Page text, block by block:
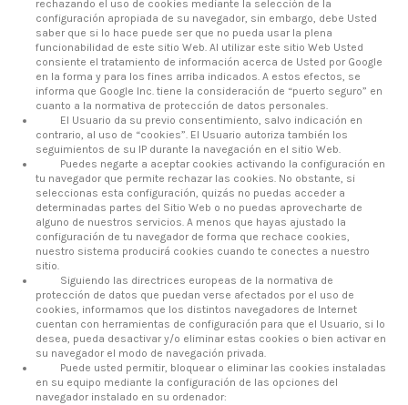
rechazando el uso de cookies mediante la selección de la
configuración apropiada de su navegador, sin embargo, debe Usted
saber que si lo hace puede ser que no pueda usar la plena
funcionabilidad de este sitio Web. Al utilizar este sitio Web Usted
consiente el tratamiento de información acerca de Usted por Google
en la forma y para los fines arriba indicados. A estos efectos, se
informa que Google Inc. tiene la consideración de “puerto seguro” en
cuanto a la normativa de protección de datos personales.
El Usuario da su previo consentimiento, salvo indicación en
contrario, al uso de “cookies”. El Usuario autoriza también los
seguimientos de su IP durante la navegación en el sitio Web.
Puedes negarte a aceptar cookies activando la configuración en
tu navegador que permite rechazar las cookies. No obstante, si
seleccionas esta configuración, quizás no puedas acceder a
determinadas partes del Sitio Web o no puedas aprovecharte de
alguno de nuestros servicios. A menos que hayas ajustado la
configuración de tu navegador de forma que rechace cookies,
nuestro sistema producirá cookies cuando te conectes a nuestro
sitio.
Siguiendo las directrices europeas de la normativa de
protección de datos que puedan verse afectados por el uso de
cookies, informamos que los distintos navegadores de Internet
cuentan con herramientas de configuración para que el Usuario, si lo
desea, pueda desactivar y/o eliminar estas cookies o bien activar en
su navegador el modo de navegación privada.
Puede usted permitir, bloquear o eliminar las cookies instaladas
en su equipo mediante la configuración de las opciones del
navegador instalado en su ordenador: